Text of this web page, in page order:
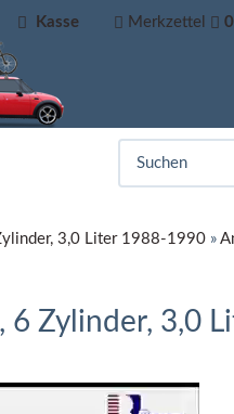
Kasse Merkzettel 0
3,0 Liter 1988-1990 »
Zylinder, 3,0